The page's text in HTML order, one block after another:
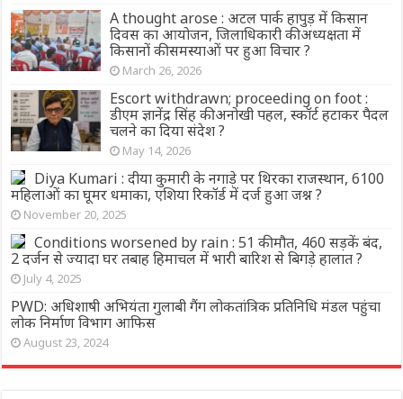
A thought arose : अटल पार्क हापुड़ में किसान
दिवस का आयोजन, जिलाधिकारी की अध्यक्षता में
किसानों की समस्याओं पर हुआ विचार ?
March 26, 2026
Escort withdrawn; proceeding on foot :
डीएम ज्ञानेंद्र सिंह की अनोखी पहल, स्कॉर्ट हटाकर पैदल
चलने का दिया संदेश ?
May 14, 2026
Diya Kumari : दीया कुमारी के नगाड़े पर थिरका राजस्थान, 6100
महिलाओं का घूमर धमाका, एशिया रिकॉर्ड में दर्ज हुआ जश्न ?
November 20, 2025
Conditions worsened by rain : 51 की मौत, 460 सड़कें बंद,
2 दर्जन से ज्यादा घर तबाह हिमाचल में भारी बारिश से बिगड़े हालात ?
July 4, 2025
PWD: अधिशाषी अभियंता गुलाबी गैंग लोकतांत्रिक प्रतिनिधि मंडल पहुंचा
लोक निर्माण विभाग आफिस
August 23, 2024